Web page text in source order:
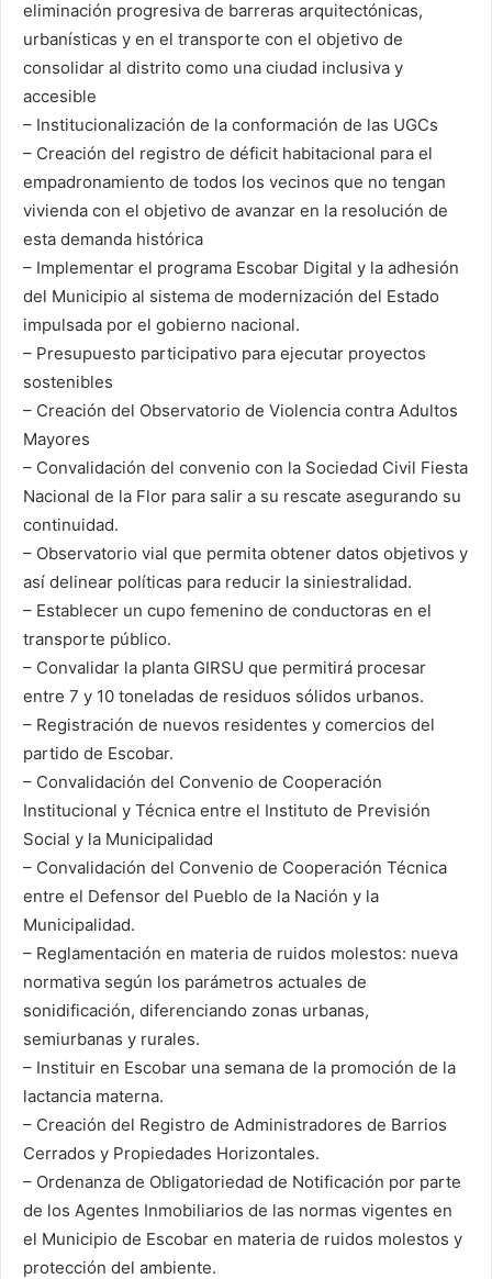
eliminación progresiva de barreras arquitectónicas,
urbanísticas y en el transporte con el objetivo de
consolidar al distrito como una ciudad inclusiva y
accesible
– Institucionalización de la conformación de las UGCs
– Creación del registro de déficit habitacional para el
empadronamiento de todos los vecinos que no tengan
vivienda con el objetivo de avanzar en la resolución de
esta demanda histórica
– Implementar el programa Escobar Digital y la adhesión
del Municipio al sistema de modernización del Estado
impulsada por el gobierno nacional.
– Presupuesto participativo para ejecutar proyectos
sostenibles
– Creación del Observatorio de Violencia contra Adultos
Mayores
– Convalidación del convenio con la Sociedad Civil Fiesta
Nacional de la Flor para salir a su rescate asegurando su
continuidad.
– Observatorio vial que permita obtener datos objetivos y
así delinear políticas para reducir la siniestralidad.
– Establecer un cupo femenino de conductoras en el
transporte público.
– Convalidar la planta GIRSU que permitirá procesar
entre 7 y 10 toneladas de residuos sólidos urbanos.
– Registración de nuevos residentes y comercios del
partido de Escobar.
– Convalidación del Convenio de Cooperación
Institucional y Técnica entre el Instituto de Previsión
Social y la Municipalidad
– Convalidación del Convenio de Cooperación Técnica
entre el Defensor del Pueblo de la Nación y la
Municipalidad.
– Reglamentación en materia de ruidos molestos: nueva
normativa según los parámetros actuales de
sonidificación, diferenciando zonas urbanas,
semiurbanas y rurales.
– Instituir en Escobar una semana de la promoción de la
lactancia materna.
– Creación del Registro de Administradores de Barrios
Cerrados y Propiedades Horizontales.
– Ordenanza de Obligatoriedad de Notificación por parte
de los Agentes Inmobiliarios de las normas vigentes en
el Municipio de Escobar en materia de ruidos molestos y
protección del ambiente.